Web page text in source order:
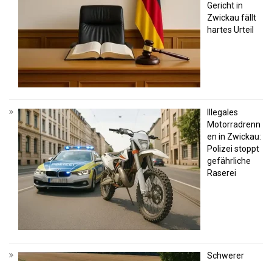
Gericht in
Zwickau fällt
hartes Urteil
Illegales
Motorradrenn
en in Zwickau:
Polizei stoppt
gefährliche
Raserei
Schwerer